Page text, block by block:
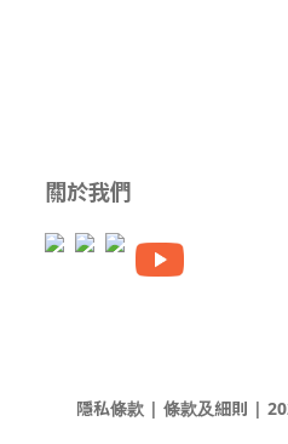
關於我們
隱私條款 | 條款及細則 |